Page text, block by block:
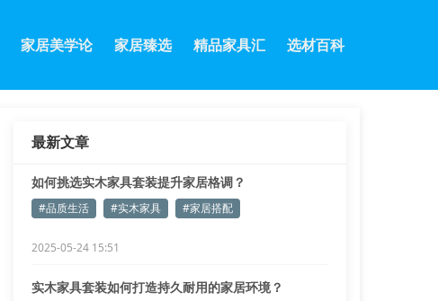
家居美学论 家居臻选 精品家具汇 选材百科
最新文章
如何挑选实木家具套装提升家居格调？
#品质生活 #实木家具 #家居搭配
2025-05-24 15:51
实木家具套装如何打造持久耐用的家居环境？